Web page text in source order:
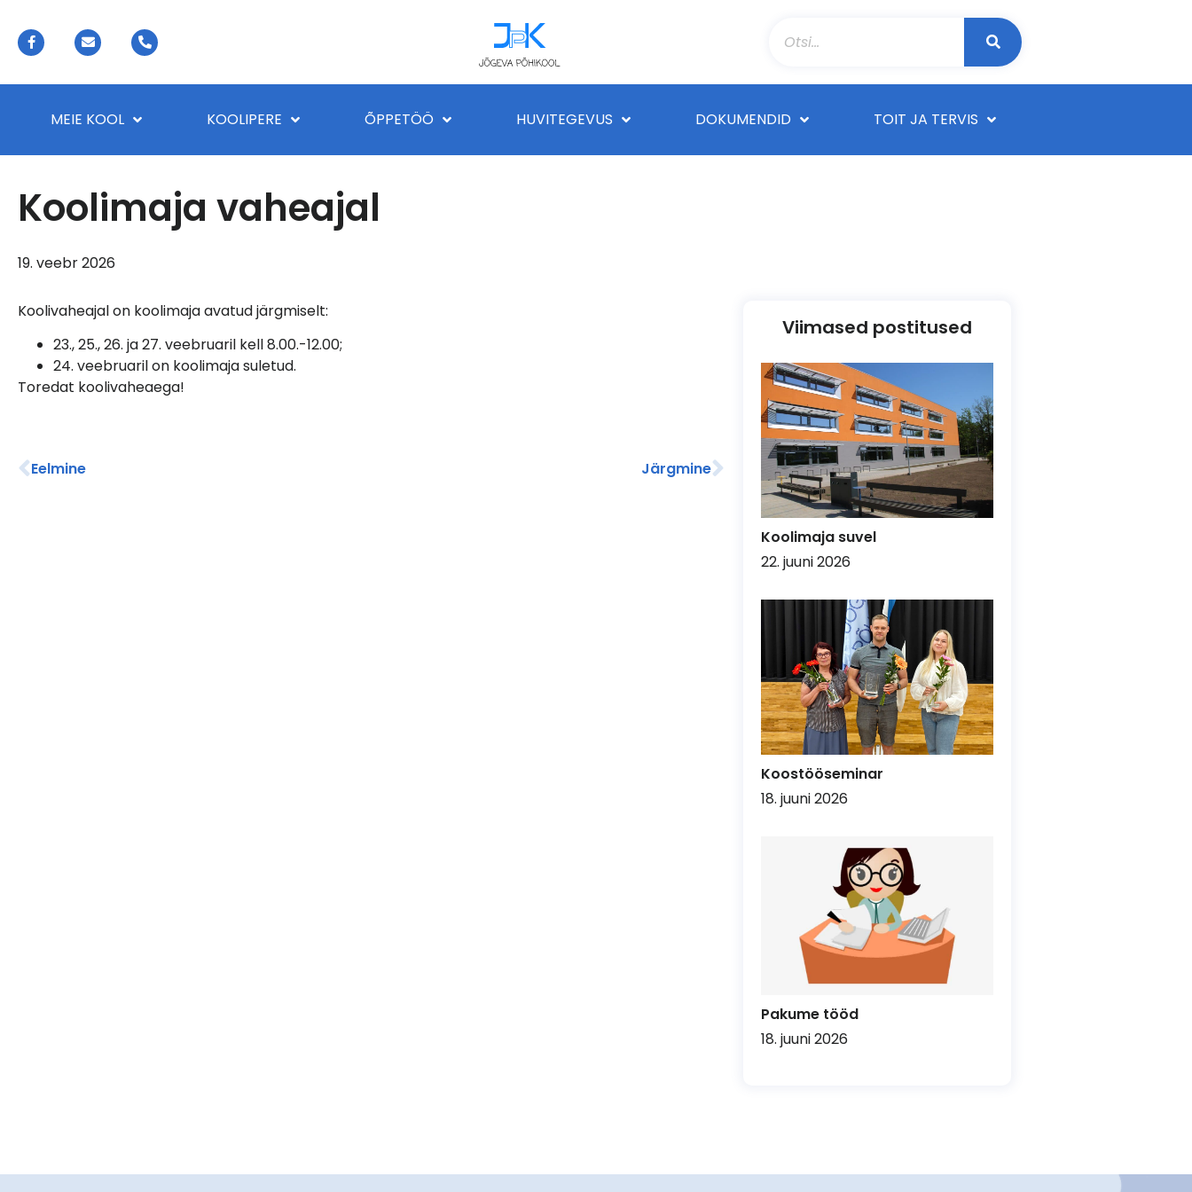
MEIE KOOL KOOLIPERE ÕPPETÖÖ HUVITEGEVUS DOKUMENDID TOIT JA TERVIS
Koolimaja vaheajal
19. veebr 2026
Koolivaheajal on koolimaja avatud järgmiselt:
23., 25., 26. ja 27. veebruaril kell 8.00.-12.00;
24. veebruaril on koolimaja suletud.
Toredat koolivaheaega!
Eelmine Järgmine
Viimased postitused
Koolimaja suvel
22. juuni 2026
Koostööseminar
18. juuni 2026
Pakume tööd
18. juuni 2026